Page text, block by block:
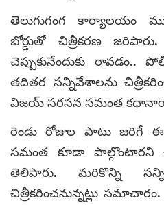
తెలుగుగంగ కార్యాలయం
బోర్డుతో చిత్రీకరణ
చెప్పుకునేందుకు రావడం..
తదితర సన్నివేశాలను
విజయ్ సరసన సమంత
రెండు రోజుల పాటు జరిగే
సమంత కూడా పాల్గొంటారని
తెలిపారు. మరికొన్ని
చిత్రీకరించనున్నట్లు